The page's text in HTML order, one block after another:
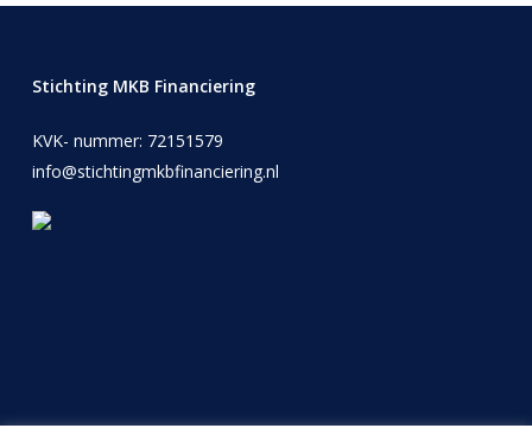
Stichting MKB Financiering
KVK- nummer: 72151579
info@stichtingmkbfinanciering.nl